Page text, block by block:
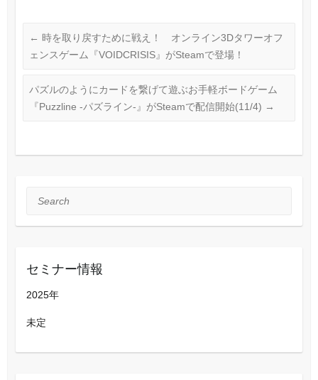
← 時を取り戻すために戦え！ オンライン3Dタワーオフ
ェンスゲーム『VOIDCRISIS』がSteamで登場！
パズルのようにカードを繋げて遊ぶお手軽ボードゲーム
『Puzzline -パズライン-』がSteamで配信開始(11/4) →
Search
セミナー情報
2025年
未定